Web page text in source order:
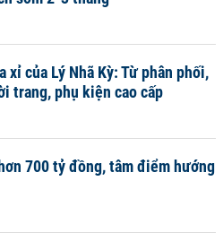
xỉ của Lý Nhã Kỳ: Từ phân phối,
trang, phụ kiện cao cấp
700 tỷ đồng, tâm điểm hướng